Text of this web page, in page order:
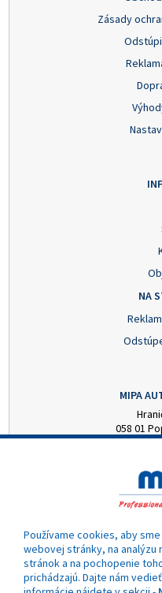
Zásady
NA
MIPA
058 01
Pondelok -
Používame cookies, aby
webovej stránky, na analýzu
stránok a na pochopenie
prichádzajú. Dajte nám